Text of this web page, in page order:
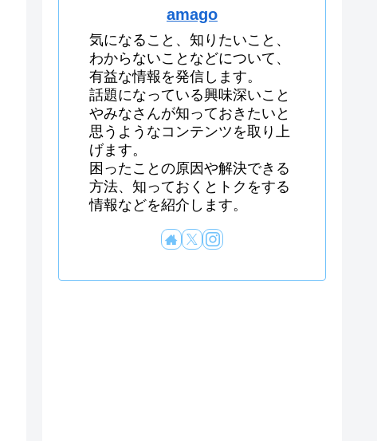
amago
気になること、知りたいこと、
わからないことなどについて、
有益な情報を発信します。
話題になっている興味深いこと
やみなさんが知っておきたいと
思うようなコンテンツを取り上
げます。
困ったことの原因や解決できる
方法、知っておくとトクをする
情報などを紹介します。